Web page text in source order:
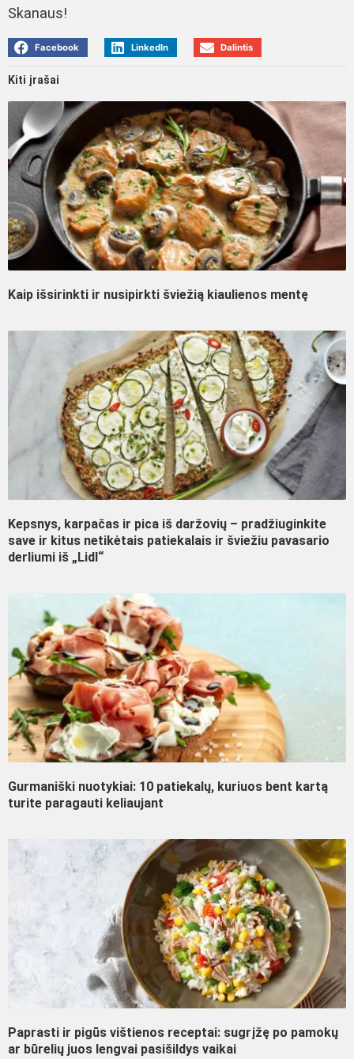
Skanaus!
Facebook LinkedIn Dalintis
Kiti įrašai
Kaip išsirinkti ir nusipirkti šviežią kiaulienos mentę
Kepsnys, karpačas ir pica iš daržovių – pradžiuginkite
save ir kitus netikėtais patiekalais ir šviežiu pavasario
derliumi iš „Lidl“
Gurmaniški nuotykiai: 10 patiekalų, kuriuos bent kartą
turite paragauti keliaujant
Paprasti ir pigūs vištienos receptai: sugrįžę po pamokų
ar būrelių juos lengvai pasišildys vaikai